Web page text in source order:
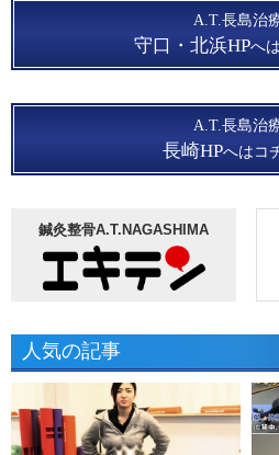
A.T.長島治
守口・北浜HPへ
A.T.長島治
長崎HPへはコ
鍼灸整骨A.T.NAGASHIMA
人気の記事